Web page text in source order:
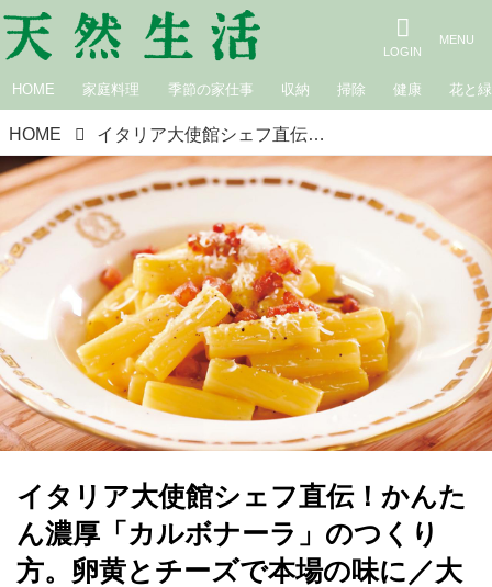
HOME 家庭料理 季節の家仕事 収納 掃除 健康 花と緑
HOME イタリア大使館シェフ直伝！かんたん濃厚「カルボナーラ」のつくり方。卵黄とチーズで本場の味に／大使館シェフのおいしいレシピ
イタリア大使館シェフ直伝！かんた
ん濃厚「カルボナーラ」のつくり
方。卵黄とチーズで本場の味に／大